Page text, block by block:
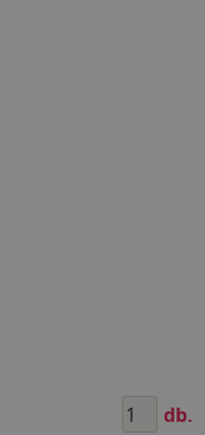
db.